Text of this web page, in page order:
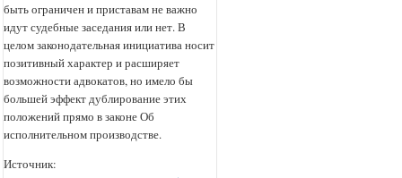
быть ограничен и приставам не важно
идут судебные заседания или нет. В
целом законодательная инициатива носит
позитивный характер и расширяет
возможности адвокатов, но имело бы
большей эффект дублирование этих
положений прямо в законе Об
исполнительном производстве.
Источник: